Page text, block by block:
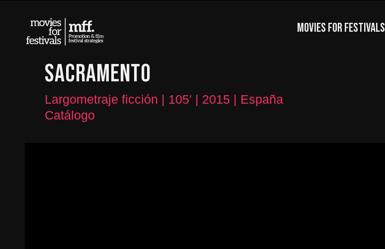
MOVIES FOR FESTIVALS
SACRAMENTO
Largometraje ficción | 105′ | 2015 | España
Catálogo